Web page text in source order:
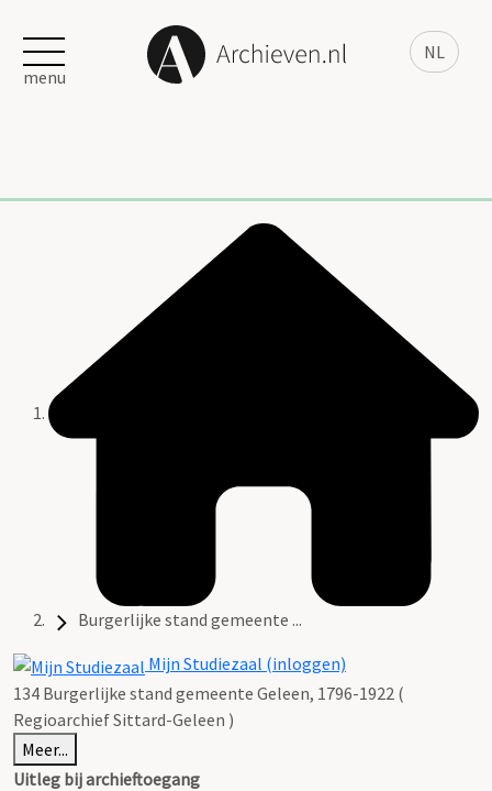
NL
menu
Burgerlijke stand gemeente ...
Mijn Studiezaal (inloggen)
134 Burgerlijke stand gemeente Geleen, 1796-1922 (
Regioarchief Sittard-Geleen )
Meer...
Uitleg bij archieftoegang